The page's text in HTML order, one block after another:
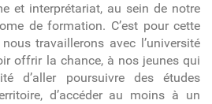
et interprétariat, au sein de notre
de formation. C’est pour cette
travaillerons avec l’université
offrir la chance, à nos jeunes qui
d’aller poursuivre des études
d’accéder au moins à un